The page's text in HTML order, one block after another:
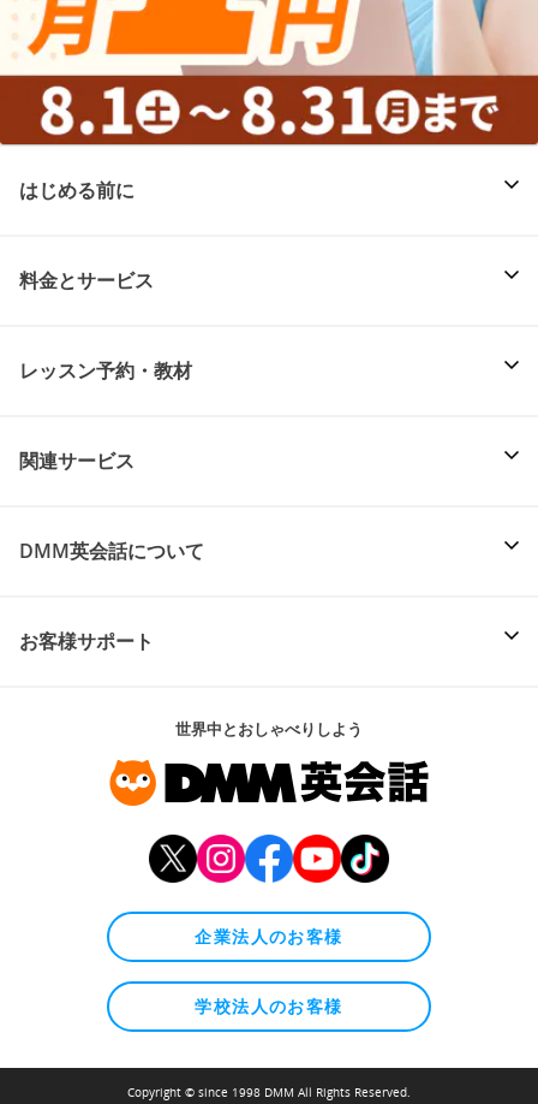
はじめる前に
料金とサービス
レッスン予約・教材
関連サービス
DMM英会話について
お客様サポート
世界中とおしゃべりしよう
企業法人のお客様
学校法人のお客様
Copyright © since 1998 DMM All Rights Reserved.